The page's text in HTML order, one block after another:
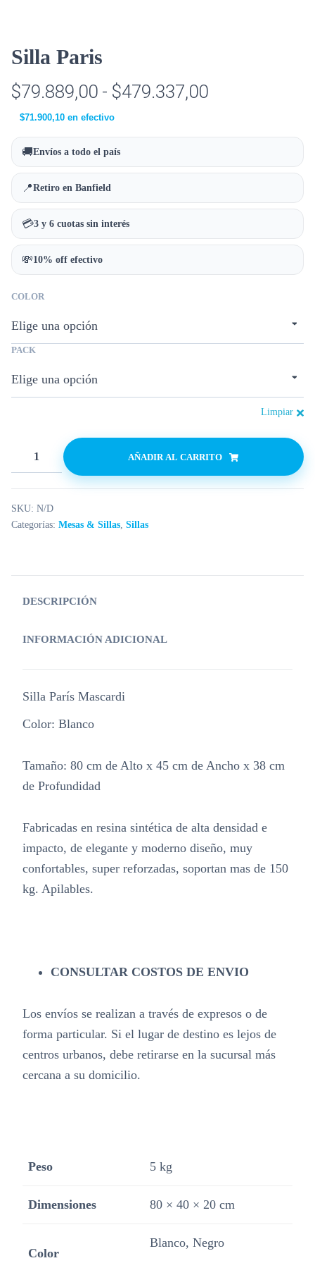
Silla Paris
$79.889,00 - $479.337,00
$71.900,10 en efectivo
🚚Envíos a todo el país
📍Retiro en Banfield
💳3 y 6 cuotas sin interés
💸10% off efectivo
COLOR
PACK
Limpiar
AÑADIR AL CARRITO
SKU: N/D
Categorías: Mesas & Sillas, Sillas
DESCRIPCIÓN
INFORMACIÓN ADICIONAL
Silla París Mascardi
Color: Blanco
Tamaño: 80 cm de Alto x 45 cm de Ancho x 38 cm
de Profundidad
Fabricadas en resina sintética de alta densidad e
impacto, de elegante y moderno diseño, muy
confortables, super reforzadas, soportan mas de 150
kg. Apilables.
CONSULTAR COSTOS DE ENVIO
Los envíos se realizan a través de expresos o de
forma particular. Si el lugar de destino es lejos de
centros urbanos, debe retirarse en la sucursal más
cercana a su domicilio.
Peso 5 kg
Dimensiones 80 × 40 × 20 cm
Color
Blanco, Negro